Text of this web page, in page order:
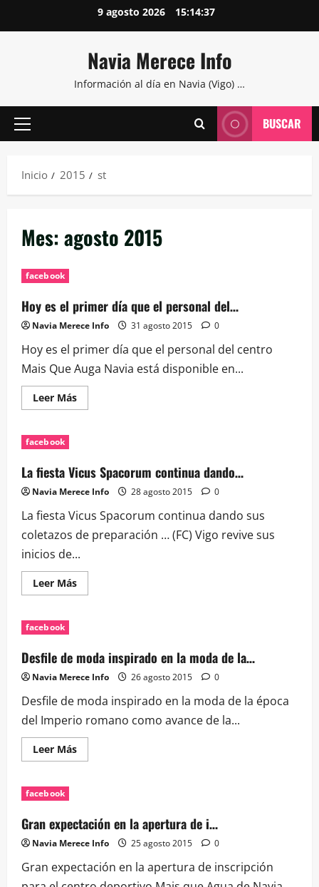
al
9 agosto 2026 15:14:37
Navia Merece Info
Información al día en Navia (Vigo) …
Menú
BUSCAR
Inicio 2015 st
Mes:agosto 2015
facebook
Hoy es el primer día que el personal del…
Navia Merece Info 31 agosto 2015 0
Hoy es el primer día que el personal del centro
Mais Que Auga Navia está disponible en...
Leer MásLeer
más
primer
día
que
el
del…
facebook
La fiesta Vicus Spacorum continua dando…
Navia Merece Info 28 agosto 2015 0
La fiesta Vicus Spacorum continua dando sus
coletazos de preparación … (FC) Vigo revive sus
inicios de...
Leer MásLeer
más
Spacorum
continua
dando…
facebook
Desfile de moda inspirado en la moda de la…
Navia Merece Info 26 agosto 2015 0
Desfile de moda inspirado en la moda de la época
del Imperio romano como avance de la...
Leer MásLeer
más
inspirado
en
moda
la…
facebook
Gran expectación en la apertura de i…
Navia Merece Info 25 agosto 2015 0
Gran expectación en la apertura de inscripción